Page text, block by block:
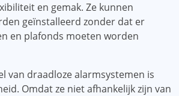
en gemak. Ze kunnen
geïnstalleerd zonder dat er
en plafonds moeten worden
van draadloze alarmsystemen is
Omdat ze niet afhankelijk zijn van